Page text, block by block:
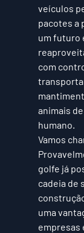
veículos
pacotes a
um futuro
com
animais
humano.
Vamos
golfe já
cadeia de
uma
empresas